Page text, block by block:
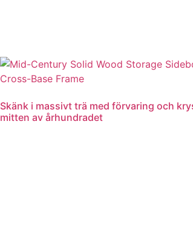
Skänk i massivt trä med förvaring och
mitten av århundradet